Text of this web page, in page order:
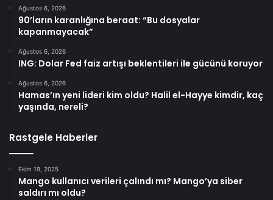
Ağustos 6, 2026
90’ların karanlığına beraat: “Bu dosyalar
kapanmayacak”
Ağustos 6, 2026
ING: Dolar Fed faiz artışı beklentileri ile gücünü koruyor
Ağustos 6, 2026
Hamas’ın yeni lideri kim oldu? Halil el-Hayye kimdir, kaç
yaşında, nereli?
Rastgele Haberler
Ekim 19, 2025
Mango kullanıcı verileri çalındı mı? Mango’ya siber
saldırı mı oldu?